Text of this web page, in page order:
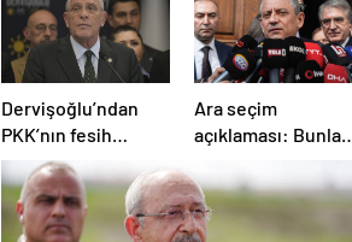
Dervişoğlu’ndan
PKK’nın fesih
kararına ilişkin
açıklama
Ara seçim
açıklaması: Bunlar